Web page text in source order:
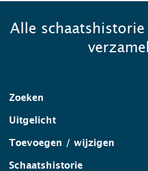
Alle
Zoeken
Uitgelicht
Toevoegen / wijzigen
Schaatshistorie